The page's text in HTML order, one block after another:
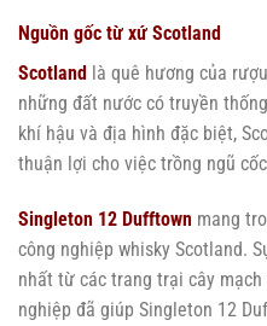
Nguồn gốc từ xứ Scotland
Scotland là quê hương của
những đất nước có truyền
khí hậu và địa hình đặc biệt,
thuận lợi cho việc trồng ngũ
Singleton 12 Dufftown mang
công nghiệp whisky Scotland.
nhất từ các trang trại cây
nghiệp đã giúp Singleton 12